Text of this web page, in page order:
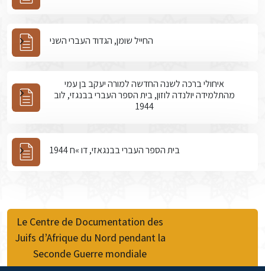
החייל שומן, הגדוד העברי השני
איחולי ברכה לשנה החדשה למורה יעקב בן עמי
מהתלמידה יולנדה לוזון, בית הספר העברי בבנגזי, לוב
1944
בית הספר העברי בבנגאזי, דו »ח 1944
Le Centre de Documentation des
Juifs d’Afrique du Nord pendant la
Seconde Guerre mondiale